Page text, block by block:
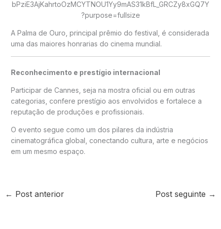
A Palma de Ouro, principal prêmio do festival, é considerada
uma das maiores honrarias do cinema mundial.
Reconhecimento e prestígio internacional
Participar de Cannes, seja na mostra oficial ou em outras
categorias, confere prestígio aos envolvidos e fortalece a
reputação de produções e profissionais.
O evento segue como um dos pilares da indústria
cinematográfica global, conectando cultura, arte e negócios
em um mesmo espaço.
← Post anterior Post seguinte →